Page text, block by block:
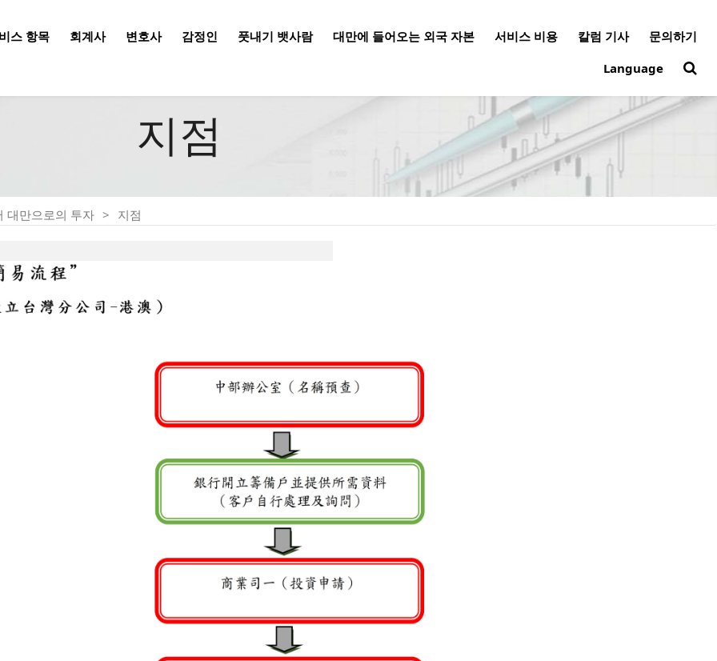
스 항목 회계사 변호사 감정인 풋내기 뱃사람 대만에 들어오는 외국 자본 서비스 비용 칼럼 기사
문의하기
Language
지점
대만으로의 투자 지점